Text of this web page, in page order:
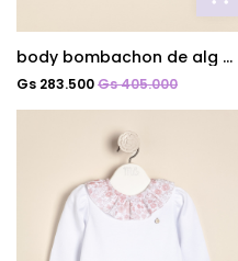
body bombachon de alg estamp roses
Gs 283.500Gs 405.000